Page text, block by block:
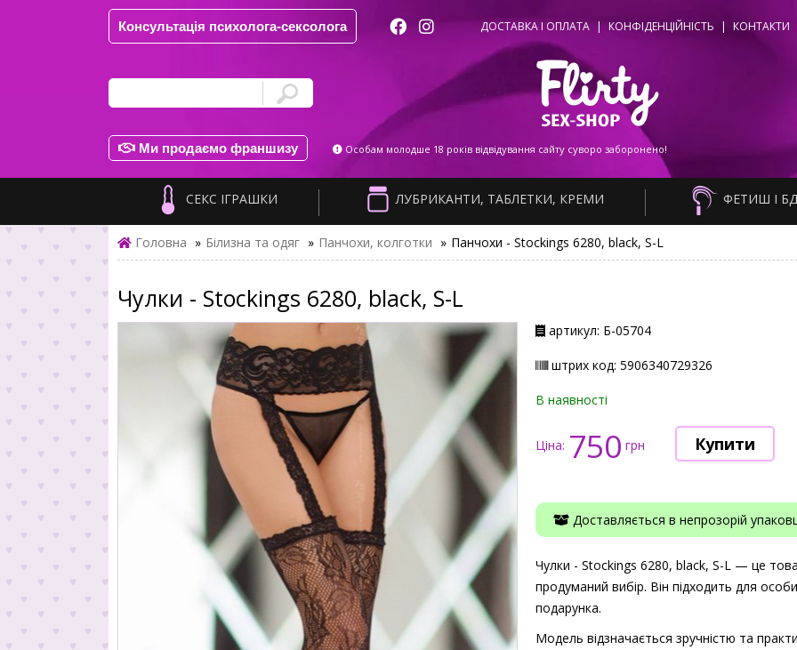
Консультація психолога-сексолога ДОСТАВКА І ОПЛАТА | КОНФІДЕНЦІЙНІСТЬ | КОНТАКТИ
Ми продаємо франшизу Особам молодше 18 років відвідування сайту суворо заборонено!
СЕКС ІГРАШКИ ЛУБРИКАНТИ, ТАБЛЕТКИ, КРЕМИ ФЕТИШ І
Головна » Білизна та одяг » Панчохи, колготки » Панчохи - Stockings 6280, black, S-L
Чулки - Stockings 6280, black, S-L
артикул: Б-05704
штрих код: 5906340729326
В наявності
Ціна: 750 грн
Доставляється в непрозорій
Чулки - Stockings 6280, black, S-L — це
продуманий вибір. Він підходить для
подарунка.
Модель відзначається зручністю та